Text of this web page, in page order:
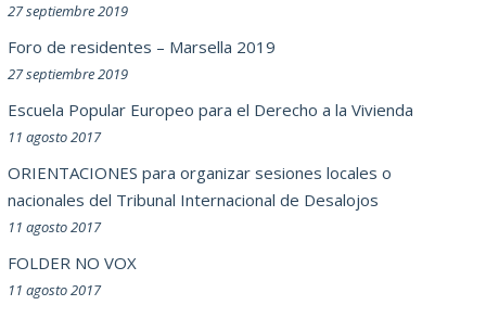
27 septiembre 2019
Foro de residentes – Marsella 2019
27 septiembre 2019
Escuela Popular Europeo para el Derecho a la Vivienda
11 agosto 2017
ORIENTACIONES para organizar sesiones locales o
nacionales del Tribunal Internacional de Desalojos
11 agosto 2017
FOLDER NO VOX
11 agosto 2017